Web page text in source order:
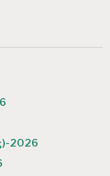
2026